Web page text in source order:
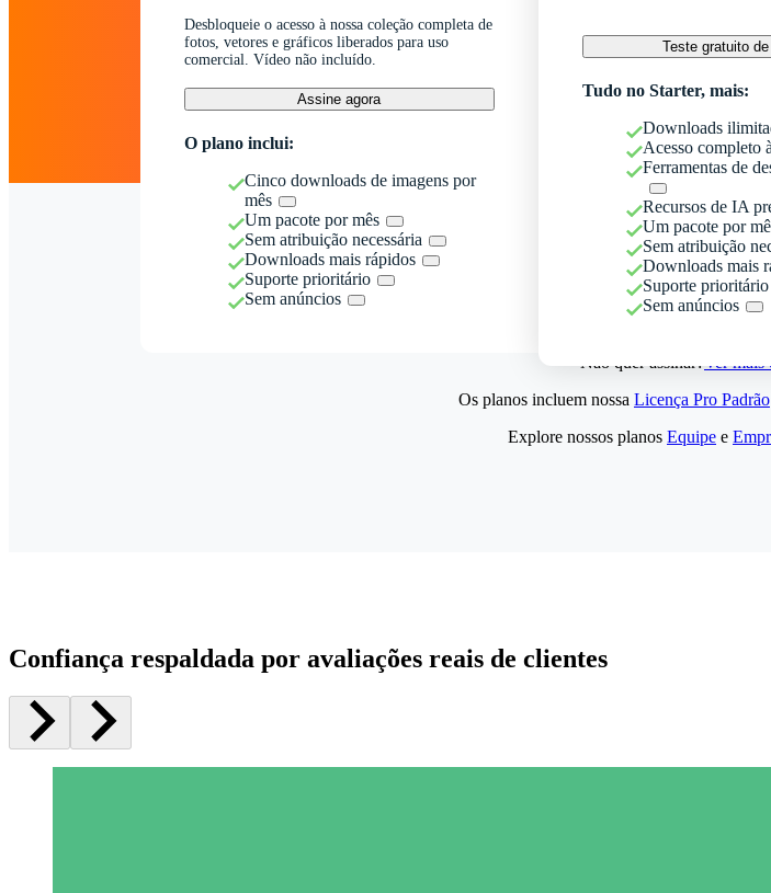
Desbloqueie o acesso à nossa coleção completa de
fotos, vetores e gráficos liberados para uso
comercial. Vídeo não incluído.
Assine agora
O plano inclui:
Cinco downloads de imagens por
mês
Um pacote por mês
Sem atribuição necessária
Downloads mais rápidos
Suporte prioritário
Sem anúncios
Teste gratuito
Tudo no Starter, mais:
Downloads
Acesso completo
Ferramentas de
Recursos de IA
Um pacote por
Sem atribuição
Downloads mais
Suporte prioritário
Sem anúncios
Não quer assinar?Ver mais
Os planos incluem nossa Licença Pro Padrão
Explore nossos planos Equipe e
Confiança respaldada por avaliações reais de clientes